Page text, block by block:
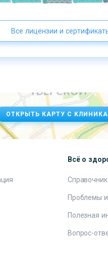
Все лицензии и
ОТКРЫТЬ КАРТУ С
Всё о
Проблемы
Полезная
Вопрос-